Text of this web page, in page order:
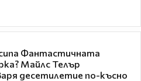
Фантастичната
Майлс Телър
десетилетие по-късно